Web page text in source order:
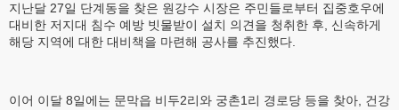
지난달 27일 단계동을 찾은 원강수 시장은 주민들로부터 집중호우에
대비한 저지대 침수 예방 빗물받이 설치 의견을 청취한 후, 신속하게
해당 지역에 대한 대비책을 마련해 공사를 추진했다.
이어 이달 8일에는 문막읍 비두2리와 궁촌1리 경로당 등을 찾아, 건강